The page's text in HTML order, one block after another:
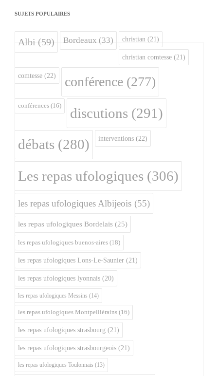
SUJETS POPULAIRES
Albi(59) Bordeaux(33) christian (21)
christian comtesse (21)
comtesse (22) conférence (277)
conférences (16) discutions (291)
débats (280) interventions (22)
Les repas ufologiques (306)
les repas ufologiques Albijeois (55)
les repas ufologiques Bordelais (25)
les repas ufologiques buenos-aires (18)
les repas ufologiques Lons-Le-Saunier (21)
les repas ufologiques lyonnais (20)
les repas ufologiques Messins (14)
les repas ufologiques Montpelliérains (16)
les repas ufologiques strasbourg (21)
les repas ufologiques strasbourgeois (21)
les repas ufologiques Toulonnais (13)